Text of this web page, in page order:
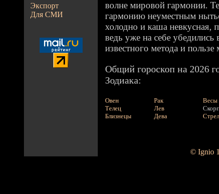
Экспорт
Для СМИ
волне мировой гармонии.
гармонию неуместным
холодно и каша невкусная,
ведь уже на себе убедились
известного метода и
Общий гороскоп на 2026
Зодиака:
Овен
Телец
Близнецы
Рак
Лев
Дева
Весы
© Ignio